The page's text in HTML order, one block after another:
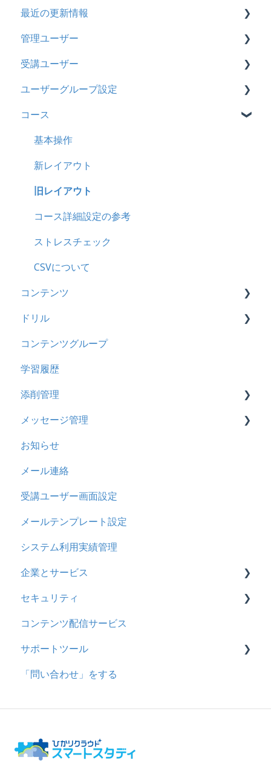
契約
トライアル
カスタマイズ
インターネット・セキュリティ
料金
管理ユーザー・受講ユーザー
履歴
コンテンツ
CSV
ドキュメント
ビデオ
ドリル
メール
メッセージ
お知らせ
多言語変換
助成金
最近の更新情報
2026年8月アップデート
2026年2月アップデート
2025年10月アップデート
2025年9月アップデート
2025年3月アップデート
2024年12月アップデート
2024年8月アップデート
2024年5月アップデート
2023年12月アップデート
2023年11月アップデート
2023年8月アップデート
2023年4月アップデート
管理ユーザー
管理ユーザーの統合について
管理ユーザーについて
ロールと権限
受講ユーザー
基本操作
【新レイアウト】受講ユーザー登録について
【旧レイアウト】ユーザー編集について
ユーザーグループ設定
【新レイアウト】ユーザーグループ設定
【旧レイアウト】ユーザーグループ設定
コース
基本操作
新レイアウト
旧レイアウト
コース詳細設定の参考
ストレスチェック
CSVについて
コンテンツ
ビデオ
ドキュメント
多言語表示
リンク
ドリル
概要
問題について
ドリルについて
【問題・ドリル】の参考
ドリルスキンについて
問題属性
コンテンツグループ
学習履歴
添削管理
概要
基本操作
採点権限のみを持ったユーザ
採点・承認権限を持ったユーザ
メッセージ管理
基本操作
リンクメッセージスレッド
お知らせ
メール連絡
受講ユーザー画面設定
メールテンプレート設定
システム利用実績管理
企業とサービス
用語の定義
企業について
統合ユーザーについて
サービスについて
セキュリティ
シングルサインオン設定
証明書認証
MFA(多要素認証)
コンテンツ配信サービス
サポートツール
基本操作
問題登録用ファイルに戻す
「問い合わせ」をする